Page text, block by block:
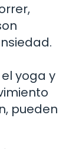
yoga y
pueden